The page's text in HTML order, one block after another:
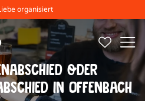
organisiert
oder
in Offenbach